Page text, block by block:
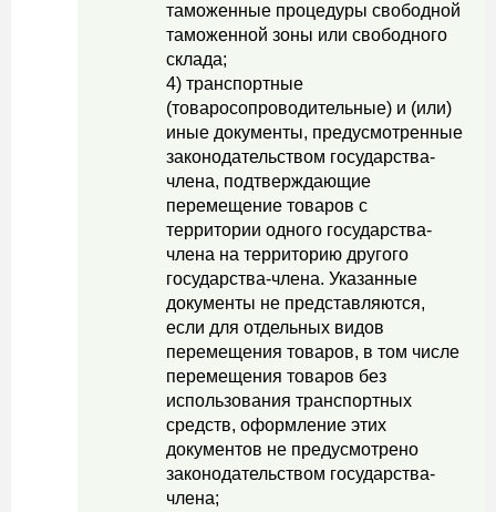
таможенные процедуры свободной
таможенной зоны или свободного
склада;
4) транспортные
(товаросопроводительные) и (или)
иные документы, предусмотренные
законодательством государства-
члена, подтверждающие
перемещение товаров с
территории одного государства-
члена на территорию другого
государства-члена. Указанные
документы не представляются,
если для отдельных видов
перемещения товаров, в том числе
перемещения товаров без
использования транспортных
средств, оформление этих
документов не предусмотрено
законодательством государства-
члена;